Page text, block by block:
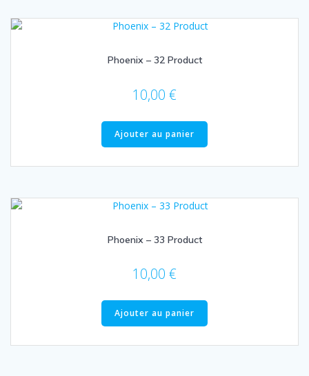
Phoenix – 32 Product
10,00 €
Ajouter au panier
Phoenix – 33 Product
10,00 €
Ajouter au panier